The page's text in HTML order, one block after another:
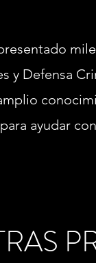
y Defensa
ayudar